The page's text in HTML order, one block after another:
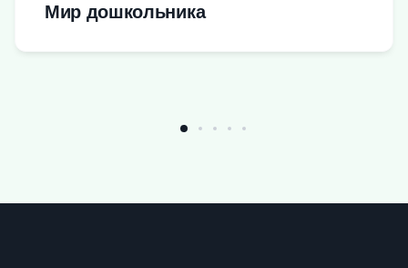
Мир дошкольника